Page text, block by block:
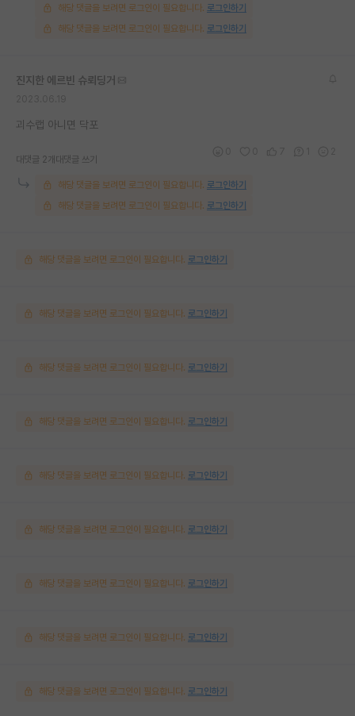
해당 댓글을 보려면 로그인이 필요합니다. 로그인하기
해당 댓글을 보려면 로그인이 필요합니다. 로그인하기
진지한 에르빈 슈뢰딩거
괴수랩 아니면 닥포
대댓글 2개 대댓글 쓰기
해당 댓글을 보려면 로그인이 필요합니다. 로그인하기
해당 댓글을 보려면 로그인이 필요합니다. 로그인하기
해당 댓글을 보려면 로그인이 필요합니다. 로그인하기
해당 댓글을 보려면 로그인이 필요합니다. 로그인하기
해당 댓글을 보려면 로그인이 필요합니다. 로그인하기
해당 댓글을 보려면 로그인이 필요합니다. 로그인하기
해당 댓글을 보려면 로그인이 필요합니다. 로그인하기
해당 댓글을 보려면 로그인이 필요합니다. 로그인하기
해당 댓글을 보려면 로그인이 필요합니다. 로그인하기
해당 댓글을 보려면 로그인이 필요합니다. 로그인하기
해당 댓글을 보려면 로그인이 필요합니다. 로그인하기